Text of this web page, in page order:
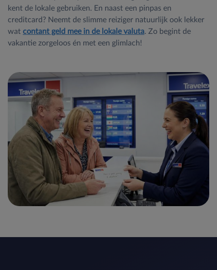
kent de lokale gebruiken. En naast een pinpas en
creditcard? Neemt de slimme reiziger natuurlijk ook lekker
wat contant geld mee in de lokale valuta. Zo begint de
vakantie zorgeloos én met een glimlach!